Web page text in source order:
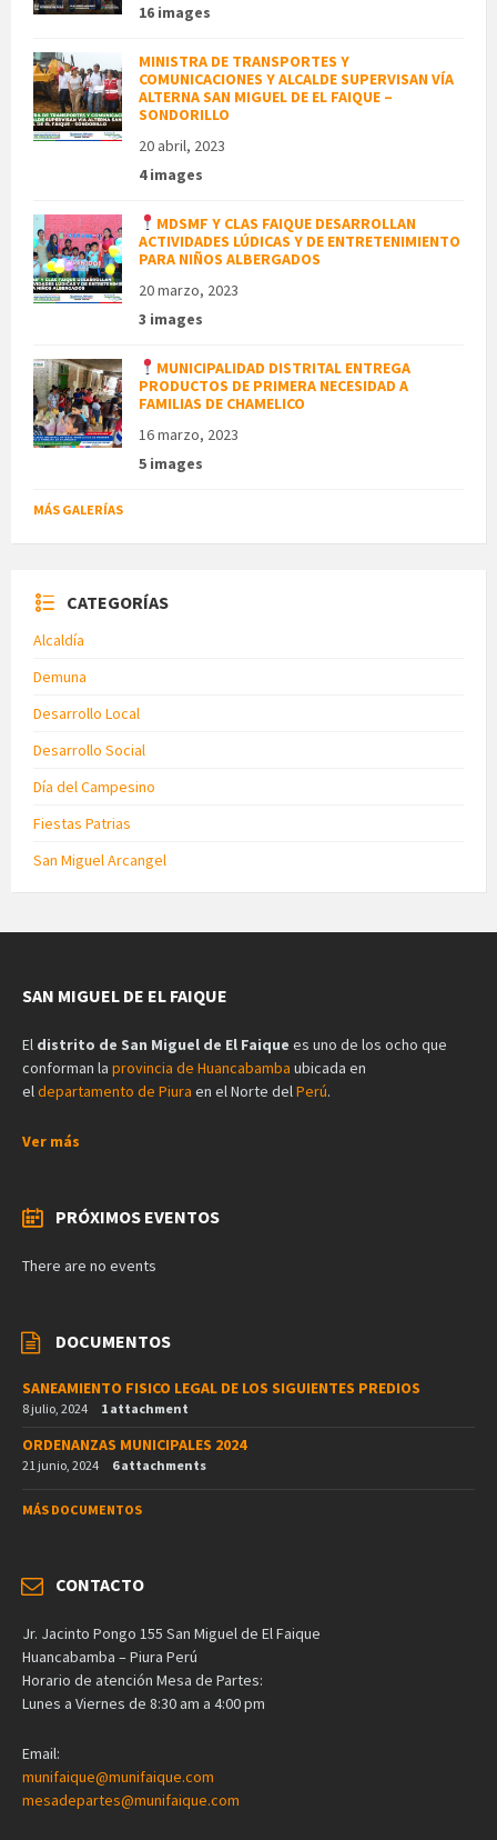
16 images
MINISTRA DE TRANSPORTES Y
COMUNICACIONES Y ALCALDE SUPERVISAN VÍA
ALTERNA SAN MIGUEL DE EL FAIQUE –
SONDORILLO
20 abril, 2023
4 images
MDSMF Y CLAS FAIQUE DESARROLLAN
ACTIVIDADES LÚDICAS Y DE ENTRETENIMIENTO
PARA NIÑOS ALBERGADOS
20 marzo, 2023
3 images
MUNICIPALIDAD DISTRITAL ENTREGA
PRODUCTOS DE PRIMERA NECESIDAD A
FAMILIAS DE CHAMELICO
16 marzo, 2023
5 images
MÁS GALERÍAS
CATEGORÍAS
Alcaldía
Demuna
Desarrollo Local
Desarrollo Social
Día del Campesino
Fiestas Patrias
San Miguel Arcangel
SAN MIGUEL DE EL FAIQUE
El distrito de San Miguel de El Faique es uno de los ocho que
conforman la provincia de Huancabamba ubicada en
el departamento de Piura en el Norte del Perú.
Ver más
PRÓXIMOS EVENTOS
There are no events
DOCUMENTOS
SANEAMIENTO FISICO LEGAL DE LOS SIGUIENTES PREDIOS
8 julio, 2024 1 attachment
ORDENANZAS MUNICIPALES 2024
21 junio, 2024 6 attachments
MÁS DOCUMENTOS
CONTACTO
Jr. Jacinto Pongo 155 San Miguel de El Faique
Huancabamba – Piura Perú
Horario de atención Mesa de Partes:
Lunes a Viernes de 8:30 am a 4:00 pm
Email:
munifaique@munifaique.com
mesadepartes@munifaique.com